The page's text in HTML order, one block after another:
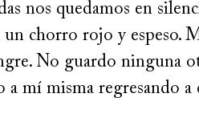
nos quedamos en
un chorro rojo y espeso.
No guardo ninguna
mí misma regresando a